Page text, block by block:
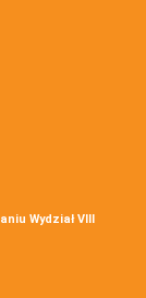
Wydział VIII